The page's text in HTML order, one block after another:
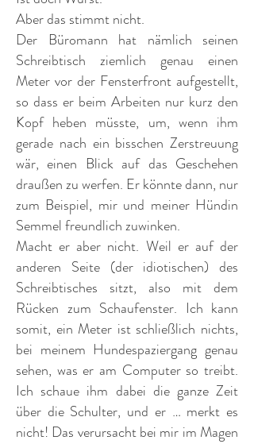
Aber das stimmt nicht.
Der Büromann hat nämlich seinen
Schreibtisch ziemlich genau einen
Meter vor der Fensterfront aufgestellt,
so dass er beim Arbeiten nur kurz den
Kopf heben müsste, um, wenn ihm
gerade nach ein bisschen Zerstreuung
wär, einen Blick auf das Geschehen
draußen zu werfen. Er könnte dann, nur
zum Beispiel, mir und meiner Hündin
Semmel freundlich zuwinken.
Macht er aber nicht. Weil er auf der
anderen Seite (der idiotischen) des
Schreibtisches sitzt, also mit dem
Rücken zum Schaufenster. Ich kann
somit, ein Meter ist schließlich nichts,
bei meinem Hundespaziergang genau
sehen, was er am Computer so treibt.
Ich schaue ihm dabei die ganze Zeit
über die Schulter, und er … merkt es
nicht! Das verursacht bei mir im Magen